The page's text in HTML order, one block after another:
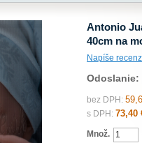
Antonio
40cm na
Napíše
Odoslanie:
bez DPH:
s DPH: 73,40
Množ.